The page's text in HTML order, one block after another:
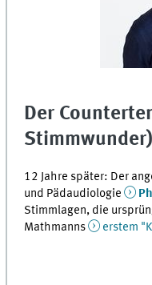
Der
Stimmwunder)
12 Jahre später: Der
und Pädaudiologie
Stimmlagen, die
Mathmanns
erstem